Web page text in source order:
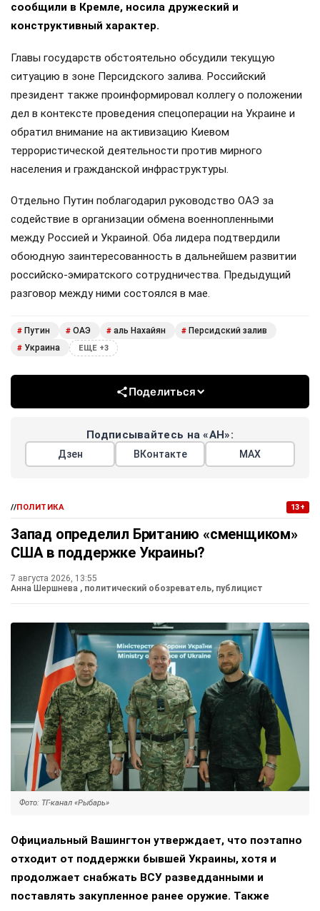
сообщили в Кремле, носила дружеский и
конструктивный характер.
Главы государств обстоятельно обсудили текущую
ситуацию в зоне Персидского залива. Российский
президент также проинформировал коллегу о положении
дел в контексте проведения спецоперации на Украине и
обратил внимание на активизацию Киевом
террористической деятельности против мирного
населения и гражданской инфраструктуры.
Отдельно Путин поблагодарил руководство ОАЭ за
содействие в организации обмена военнопленными
между Россией и Украиной. Оба лидера подтвердили
обоюдную заинтересованность в дальнейшем развитии
российско-эмиратского сотрудничества. Предыдущий
разговор между ними состоялся в мае.
# Путин # ОАЭ # аль Нахайян # Персидский залив
# Украина ЕЩЕ +3
Поделиться
Подписывайтесь на «АН»:
Дзен ВКонтакте МАХ
//ПОЛИТИКА 13+
Запад определил Британию «сменщиком»
США в поддержке Украины?
7 августа 2026, 13:55
Анна Шершнева , политический обозреватель, публицист
Фото: ТГ-канал «Рыбарь»
Официальный Вашингтон утверждает, что поэтапно
отходит от поддержки бывшей Украины, хотя и
продолжает снабжать ВСУ разведданными и
поставлять закупленное ранее оружие. Также